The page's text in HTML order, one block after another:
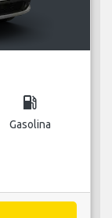
local_gas_station
Gasolina